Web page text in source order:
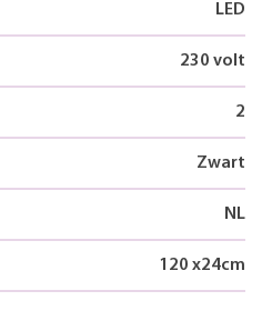
LED
230 volt
2
Zwart
NL
120 x24cm